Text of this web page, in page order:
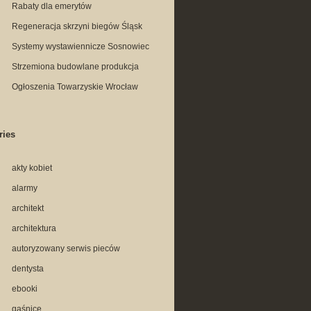
Rabaty dla emerytów
Regeneracja skrzyni biegów Śląsk
Systemy wystawiennicze Sosnowiec
Strzemiona budowlane produkcja
Ogłoszenia Towarzyskie Wrocław
akty kobiet
alarmy
architekt
architektura
autoryzowany serwis pieców
dentysta
ebooki
gaśnice